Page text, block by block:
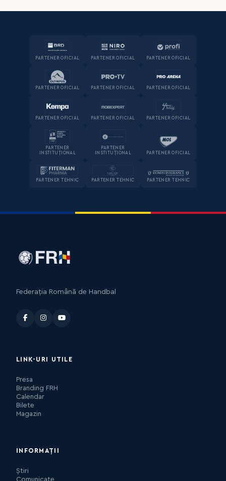
PARTENER OFICIAL PARTENER OFICIAL PARTENER OFICIAL
PARTENER OFICIAL PARTENER OFICIAL PARTENER OFICIAL
PARTENER OFICIAL PARTENER OFICIAL PARTENER OFICIAL
PARTENER
INSTITUȚIONAL
PARTENER
INSTITUȚIONAL
PARTENER OFICIAL
PARTENER TEHNIC PARTENER TEHNIC PARTENER TEHNIC
Federația Română de Handbal
LINK-URI UTILE
Presa
Branding FRH
Calendar
Bilete
Magazin
INFORMAȚII
Știri
Comunicate